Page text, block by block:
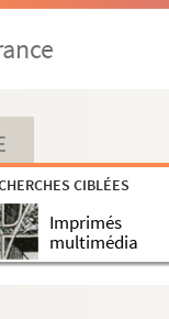
CIBLÉES
Imprimés
multimédia